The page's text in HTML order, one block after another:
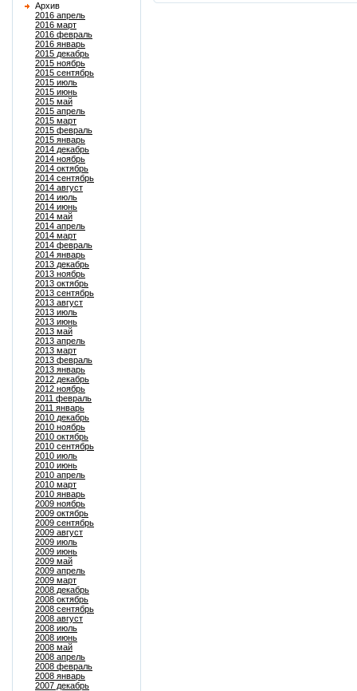
Архив
2016 апрель
2016 март
2016 февраль
2016 январь
2015 декабрь
2015 ноябрь
2015 сентябрь
2015 июль
2015 июнь
2015 май
2015 апрель
2015 март
2015 февраль
2015 январь
2014 декабрь
2014 ноябрь
2014 октябрь
2014 сентябрь
2014 август
2014 июль
2014 июнь
2014 май
2014 апрель
2014 март
2014 февраль
2014 январь
2013 декабрь
2013 ноябрь
2013 октябрь
2013 сентябрь
2013 август
2013 июль
2013 июнь
2013 май
2013 апрель
2013 март
2013 февраль
2013 январь
2012 декабрь
2012 ноябрь
2011 февраль
2011 январь
2010 декабрь
2010 ноябрь
2010 октябрь
2010 сентябрь
2010 июль
2010 июнь
2010 апрель
2010 март
2010 январь
2009 ноябрь
2009 октябрь
2009 сентябрь
2009 август
2009 июль
2009 июнь
2009 май
2009 апрель
2009 март
2008 декабрь
2008 октябрь
2008 сентябрь
2008 август
2008 июль
2008 июнь
2008 май
2008 апрель
2008 февраль
2008 январь
2007 декабрь